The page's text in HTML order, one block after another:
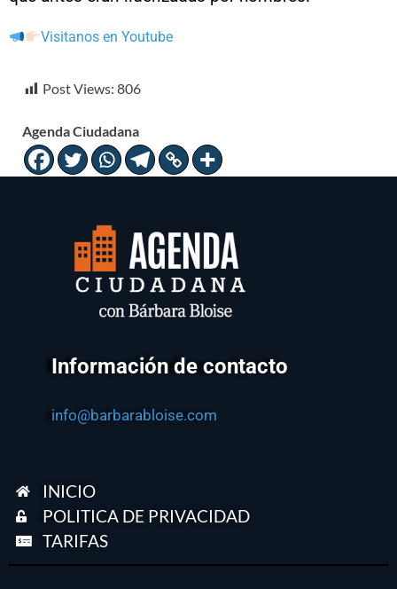
Visitanos en Youtube
Post Views: 806
Agenda Ciudadana
Información de contacto
info@barbarabloise.com
INICIO
POLITICA DE PRIVACIDAD
TARIFAS